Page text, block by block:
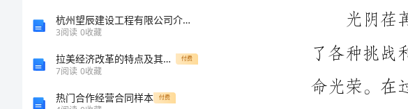
杭州望辰建设工程有限公司介绍企业发展分析报告
3阅读 0收藏
拉美经济改革的特点及其成效 付费
7阅读 0收藏
热门合作经营合同样本 付费 心得体会。